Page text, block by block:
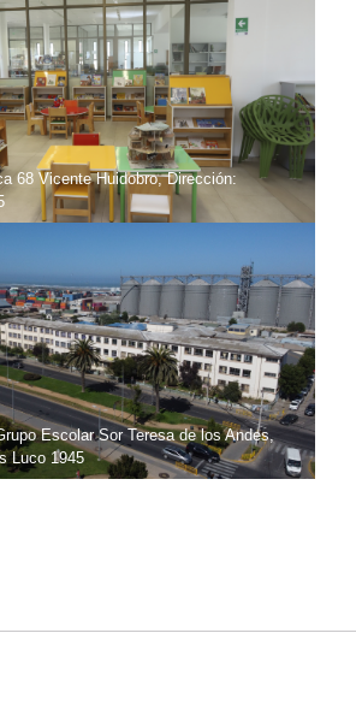
68 Vicente Huidobro, Dirección:
Escolar Sor Teresa de los Andes,
Luco 1945